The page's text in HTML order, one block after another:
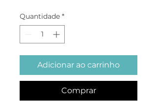
Quantidade *
Adicionar ao carrinho
Comprar